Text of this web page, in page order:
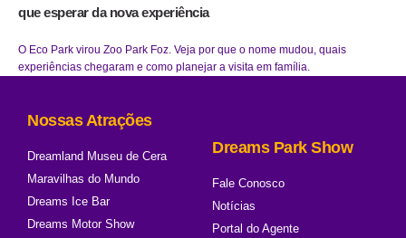
que esperar da nova experiência
O Eco Park virou Zoo Park Foz. Veja por que o nome mudou, quais
experiências chegaram e como planejar a visita em família.
Nossas Atrações
Dreamland Museu de Cera
Maravilhas do Mundo
Dreams Ice Bar
Dreams Motor Show
Dreams Park Show
Fale Conosco
Notícias
Portal do Agente